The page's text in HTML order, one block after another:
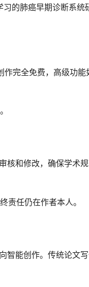
的肺癌早期诊断系统
作完全免费，高级功
核和修改，确保学术
责任仍在作者本人。
能创作。传统论文